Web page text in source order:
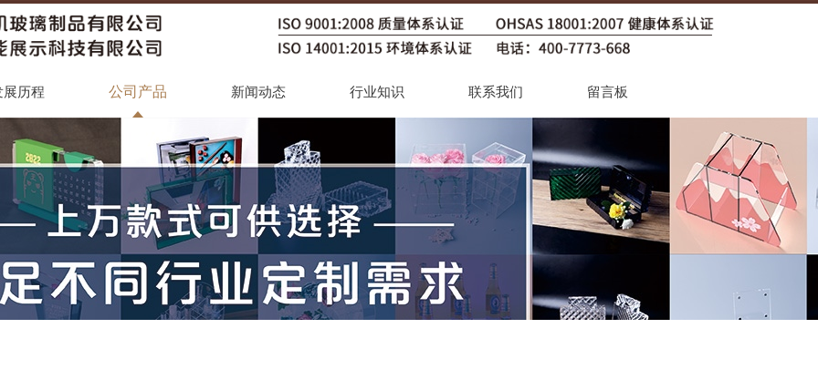
展历程 公司产品 新闻动态 行业知识 联系我们 留言板